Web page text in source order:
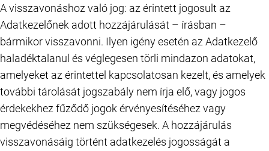
A visszavonáshoz való jog: az érintett jogosult az
Adatkezelőnek adott hozzájárulását – írásban –
bármikor visszavonni. Ilyen igény esetén az Adatkezelő
haladéktalanul és véglegesen törli mindazon adatokat,
amelyeket az érintettel kapcsolatosan kezelt, és amelyek
további tárolását jogszabály nem írja elő, vagy jogos
érdekekhez fűződő jogok érvényesítéséhez vagy
megvédéséhez nem szükségesek. A hozzájárulás
visszavonásáig történt adatkezelés jogosságát a